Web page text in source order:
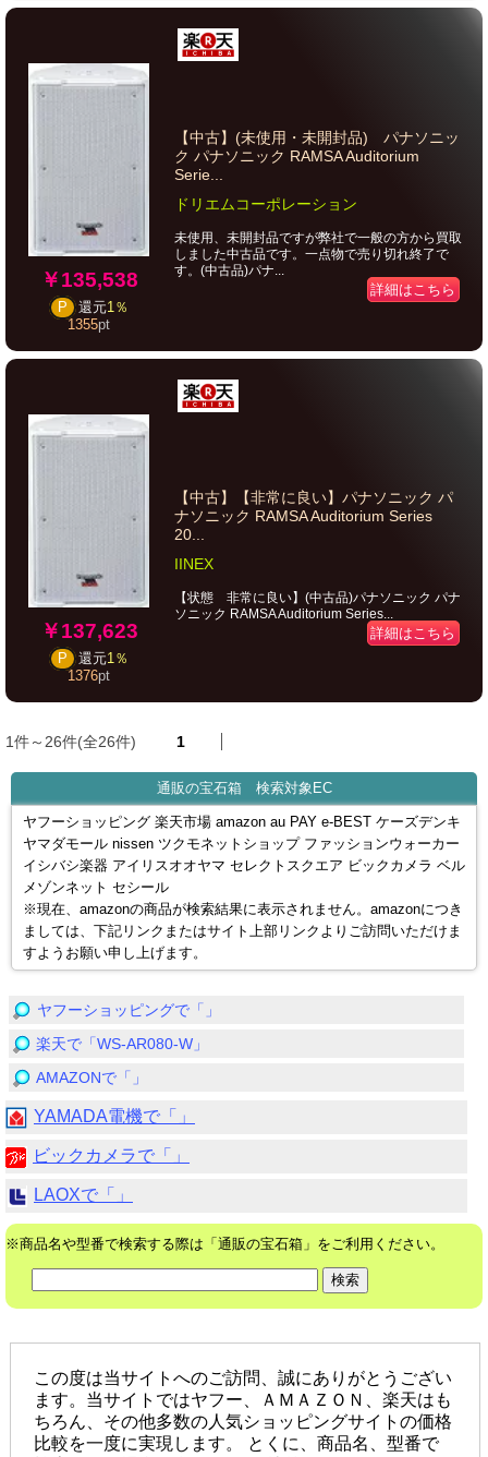
￥135,538
P 還元1％
1355pt
【中古】(未使用・未開封品) パナソニッ
ク パナソニック RAMSA Auditorium
Serie...
ドリエムコーポレーション
未使用、未開封品ですが弊社で一般の方から買取
しました中古品です。一点物で売り切れ終了で
す。(中古品)パナ...
詳細はこちら
￥137,623
P 還元1％
1376pt
【中古】【非常に良い】パナソニック パ
ナソニック RAMSA Auditorium Series
20...
IINEX
【状態 非常に良い】(中古品)パナソニック パナ
ソニック RAMSA Auditorium Series...
詳細はこちら
1件～26件(全26件) 1
通販の宝石箱 検索対象EC
ヤフーショッピング 楽天市場 amazon au PAY e-BEST ケーズデンキ
ヤマダモール nissen ツクモネットショップ ファッションウォーカー
イシバシ楽器 アイリスオオヤマ セレクトスクエア ビックカメラ ベル
メゾンネット セシール
※現在、amazonの商品が検索結果に表示されません。amazonにつき
ましては、下記リンクまたはサイト上部リンクよりご訪問いただけま
すようお願い申し上げます。
ヤフーショッピングで「」
楽天で「WS-AR080-W」
AMAZONで「」
YAMADA電機で「」
ビックカメラで「」
LAOXで「」
※商品名や型番で検索する際は「通販の宝石箱」をご利用ください。
この度は当サイトへのご訪問、誠にありがとうござい
ます。当サイトではヤフー、ＡＭＡＺＯＮ、楽天はも
ちろん、その他多数の人気ショッピングサイトの価格
比較を一度に実現します。 とくに、商品名、型番で